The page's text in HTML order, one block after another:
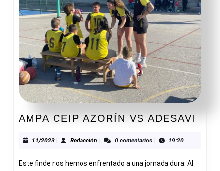
AMPA CEIP AZORÍN VS ADESAVI
11/202311/2023
| Redacción Redacción
| 0 comentarios | 19:20
Este finde nos hemos enfrentado a una jornada dura. Al